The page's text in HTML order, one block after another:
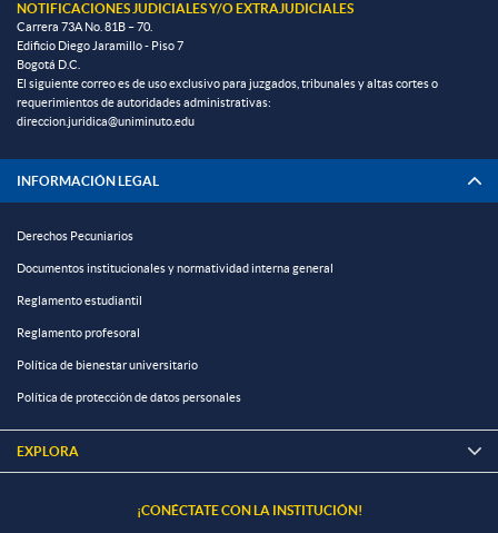
NOTIFICACIONES JUDICIALES Y/O EXTRAJUDICIALES
Carrera 73A No. 81B – 70.
Edificio Diego Jaramillo - Piso 7
Bogotá D.C.
El siguiente correo es de uso exclusivo para juzgados, tribunales y altas cortes o
requerimientos de autoridades administrativas:
direccion.juridica@uniminuto.edu
INFORMACIÓN LEGAL
Derechos Pecuniarios
Documentos institucionales y normatividad interna general
Reglamento estudiantil
Reglamento profesoral
Política de bienestar universitario
Política de protección de datos personales
EXPLORA 
¡CONÉCTATE CON LA INSTITUCIÓN!